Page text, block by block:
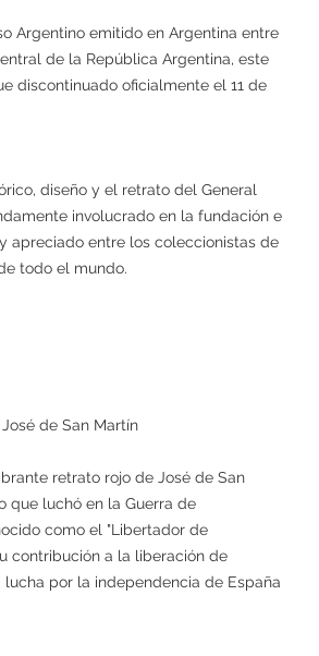
Argentino emitido en Argentina entre
de la República Argentina, este
discontinuado oficialmente el 11 de
diseño y el retrato del General
involucrado en la fundación e
apreciado entre los coleccionistas de
todo el mundo.
de San Martín
retrato rojo de José de San
que luchó en la Guerra de
como el "Libertador de
contribución a la liberación de
por la independencia de España